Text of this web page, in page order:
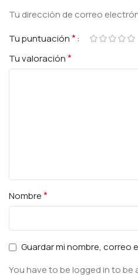
Tu dirección de correo
Tu puntuación*
Tu valoración*
Nombre*
Guardar mi nombre, correo
You have to be logged in to